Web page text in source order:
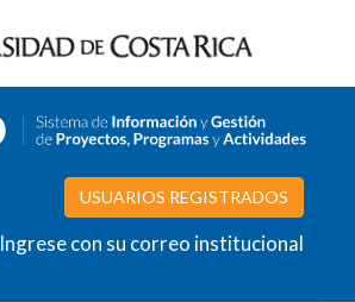
USUARIOS REGISTRADOS
Ingrese con su correo institucional